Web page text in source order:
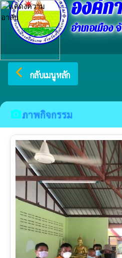
องค์ก
อำเภอเมือง
arrow_back_ios กลับเมนูหลัก
camera_altภาพกิจกรรม